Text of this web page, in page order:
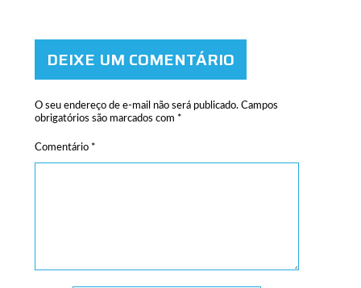
DEIXE UM COMENTÁRIO
O seu endereço de e-mail não será publicado. Campos
obrigatórios são marcados com *
Comentário *